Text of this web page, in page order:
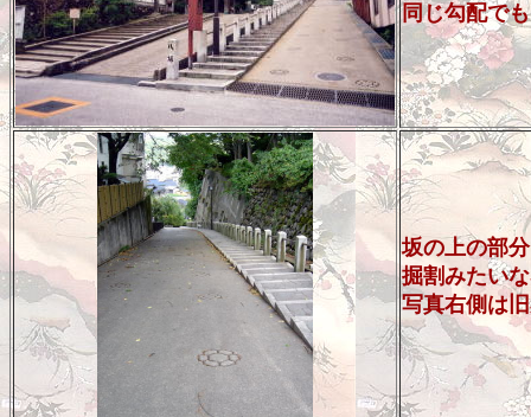
同じ勾配で
坂の上の部
掘割みたい
写真右側は